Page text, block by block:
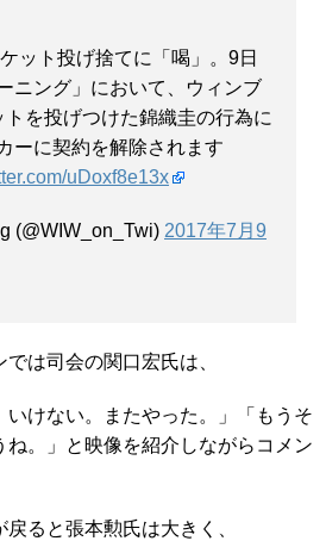
ット投げ捨てに「喝」。9日
ニング」において、ウィンブ
を投げつけた錦織圭の行為に
ーに契約を解除されます
uDoxf8e13x
(@WIW_on_Twi) 2017年7月9
は司会の関口宏氏は、
いけない。またやった。」「もうそ
ね。」と映像を紹介しながらコメン
ると張本勲氏は大きく、